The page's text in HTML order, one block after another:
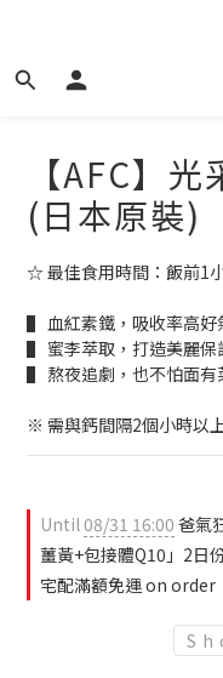
【AFC】
(日本原裝)
☆ 最佳食用時間：飯前1
▌ 血紅素鐵，吸收率高好
▌ 蜜李萃取，打造美麗保
▌ 熬夜追劇，也不怕面有
※ 需與鈣間隔2個小時以
Until08/31 16:00 爸氣
薑黃+包接體Q10」2
宅配滿額免運 on order